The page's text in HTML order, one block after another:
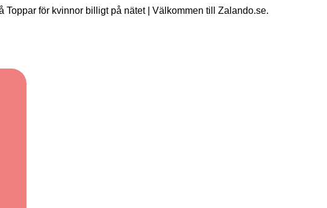
för kvinnor billigt på nätet | Välkommen till Zalando.se.